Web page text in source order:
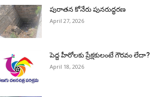
పురాత‌న కోనేరు పున‌రుద్ధ‌ర‌ణ
April 27, 2026
పెద్ద హీరోల‌కు ప్రేక్ష‌కులంటే గౌర‌వం లేదా?
April 18, 2026